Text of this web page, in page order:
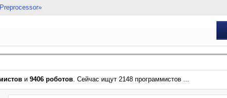
и 9406 роботов. Сейчас ищут 2148 программистов ...